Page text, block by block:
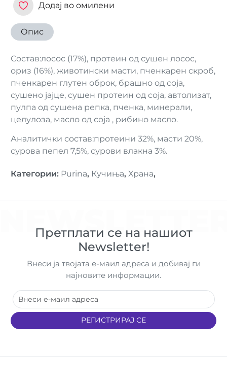
Додај во омилени
Опис
Состав:лосос (17%), протеин од сушен лосос,
ориз (16%), животински масти, пченкарен скроб,
пченкарен глутен оброк, брашно од соја,
сушено јајце, сушен протеин од соја, автолизат,
пулпа од сушена репка, пченка, минерали,
целулоза, масло од соја , рибино масло.
Аналитички состав:протеини 32%, масти 20%,
сурова пепел 7,5%, сурови влакна 3%.
Категории: Purina, Кучиња, Храна,
Претплати се на нашиот
Newsletter!
Внеси ја твојата е-маил адреса и добивај ги
најновите информации.
РЕГИСТРИРАЈ СЕ